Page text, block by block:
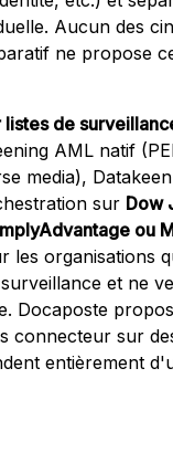
Aucun des
ne propose
listes de
AML natif
media),
sur Dow
ou
organisations
et ne
Docaposte
connecteur sur
entièrement